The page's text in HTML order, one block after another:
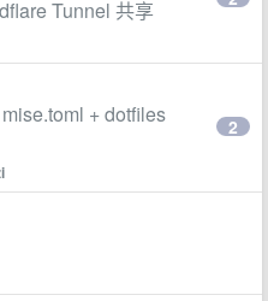
Tunnel 共享
+ dotfiles
2